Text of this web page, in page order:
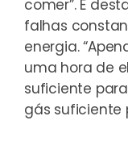
comer”. E
falhas
energia.
uma hora de
suficiente
gás suficiente